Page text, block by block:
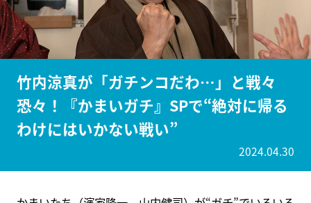
竹内涼真が「ガチンコだわ…」と戦々
恐々！『かまいガチ』SPで“絶対に帰る
わけにはいかない戦い”
2024.04.30